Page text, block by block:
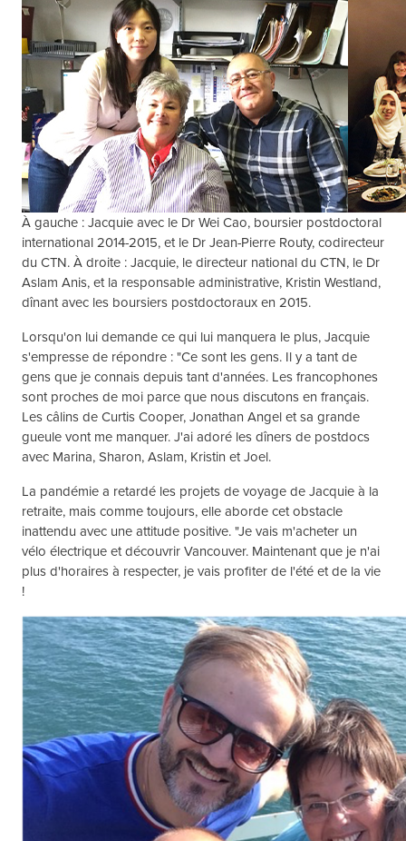
À gauche : Jacquie avec le Dr Wei Cao, boursier postdoctoral
international 2014-2015, et le Dr Jean-Pierre Routy, codirecteur
du CTN. À droite : Jacquie, le directeur national du CTN, le Dr
Aslam Anis, et la responsable administrative, Kristin Westland,
dînant avec les boursiers postdoctoraux en 2015.
Lorsqu'on lui demande ce qui lui manquera le plus, Jacquie
s'empresse de répondre : "Ce sont les gens. Il y a tant de
gens que je connais depuis tant d'années. Les francophones
sont proches de moi parce que nous discutons en français.
Les câlins de Curtis Cooper, Jonathan Angel et sa grande
gueule vont me manquer. J'ai adoré les dîners de postdocs
avec Marina, Sharon, Aslam, Kristin et Joel.
La pandémie a retardé les projets de voyage de Jacquie à la
retraite, mais comme toujours, elle aborde cet obstacle
inattendu avec une attitude positive. "Je vais m'acheter un
vélo électrique et découvrir Vancouver. Maintenant que je n'ai
plus d'horaires à respecter, je vais profiter de l'été et de la vie
!